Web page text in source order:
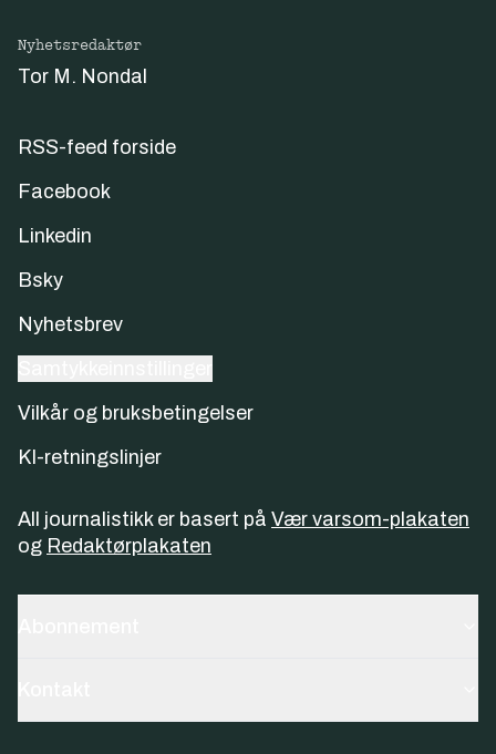
Nyhetsredaktør
Tor M. Nondal
RSS-feed forside
Facebook
Linkedin
Bsky
Nyhetsbrev
Vilkår og bruksbetingelser
KI-retningslinjer
All journalistikk er basert på Vær varsom-plakaten
og Redaktørplakaten